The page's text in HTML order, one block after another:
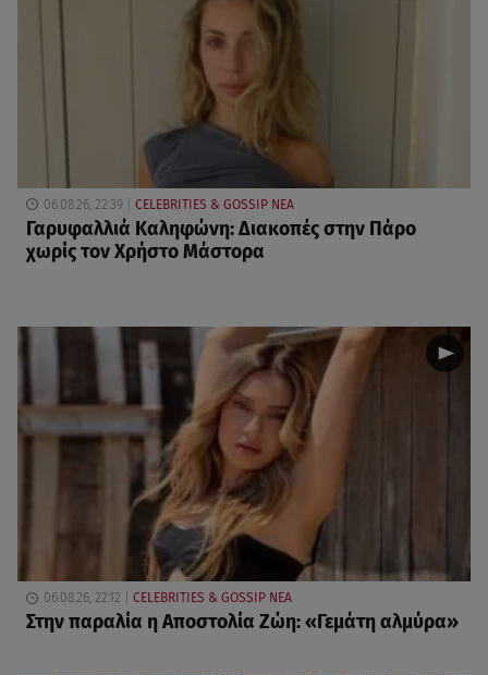
06.08.26, 22:39 CELEBRITIES & GOSSIP ΝΕΑ
Γαρυφαλλιά Καληφώνη: Διακοπές στην Πάρο
χωρίς τον Χρήστο Μάστορα
06.08.26, 22:12 CELEBRITIES & GOSSIP ΝΕΑ
Στην παραλία η Αποστολία Ζώη: «Γεμάτη αλμύρα»